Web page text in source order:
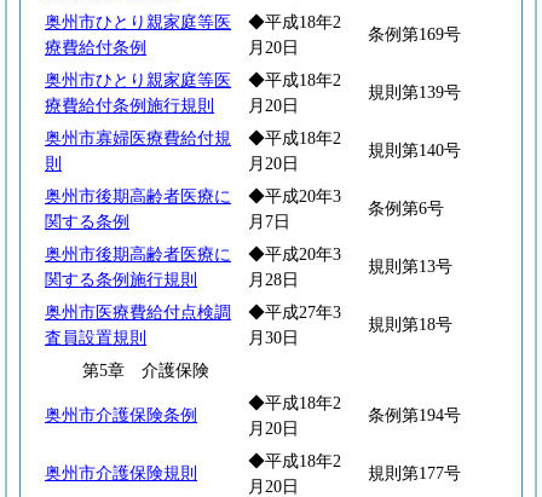
奥州市ひとり親家庭等医
療費給付条例
◆平成18年2
月20日
条例第169号
奥州市ひとり親家庭等医
療費給付条例施行規則
◆平成18年2
月20日
規則第139号
奥州市寡婦医療費給付規
則
◆平成18年2
月20日
規則第140号
奥州市後期高齢者医療に
関する条例
◆平成20年3
月7日
条例第6号
奥州市後期高齢者医療に
関する条例施行規則
◆平成20年3
月28日
規則第13号
奥州市医療費給付点検調
査員設置規則
◆平成27年3
月30日
規則第18号
第5章 介護保険
奥州市介護保険条例
◆平成18年2
月20日
条例第194号
奥州市介護保険規則
◆平成18年2
月20日
規則第177号